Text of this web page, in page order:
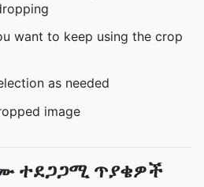
want to keep using the crop
as needed
image
ተደጋጋሚ ጥያቄዎች